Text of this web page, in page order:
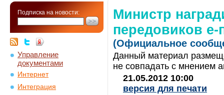
Подписка на новости:
Управление
документами
Интернет
Интеграция
Министр
передовиков e-
(Официальное
Данный материал
не совпадать с мнением
21.05.2012 10:00
версия для печати